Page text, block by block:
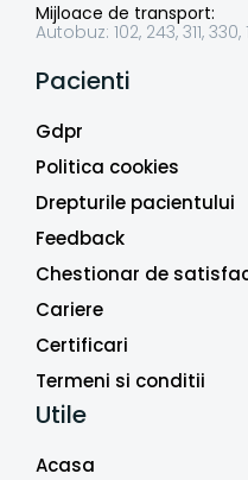
Mijloace de transport:
Autobuz: 102, 243, 311, 330,
Pacienti
Gdpr
Politica cookies
Drepturile pacientului
Feedback
Chestionar de
Cariere
Certificari
Termeni si conditii
Utile
Acasa